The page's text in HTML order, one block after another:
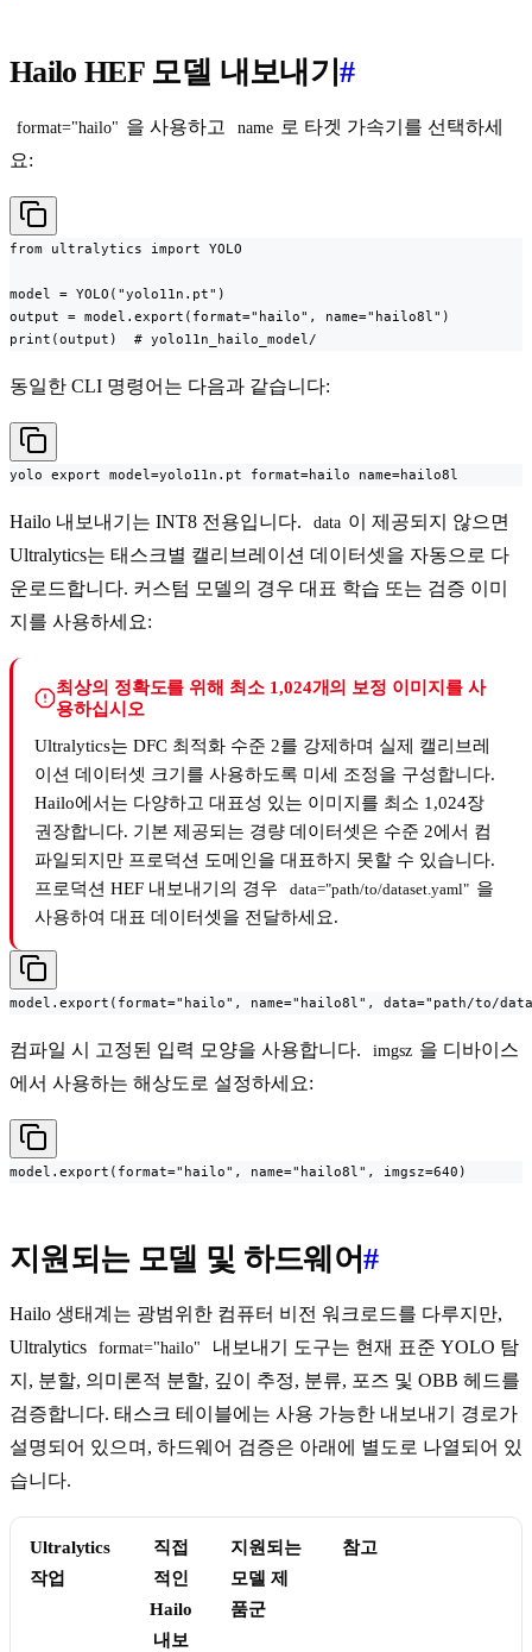
Hailo HEF 모델 내보내기 #
format="hailo" 을 사용하고 name 로 타겟 가속기를 선택하세
요:
from ultralytics import YOLO
model = YOLO("yolo11n.pt")
output = model.export(format="hailo", name="hailo8l")
print(output)  # yolo11n_hailo_model/
동일한 CLI 명령어는 다음과 같습니다:
yolo export model=yolo11n.pt format=hailo name=hailo8l
Hailo 내보내기는 INT8 전용입니다. data 이 제공되지 않으면
Ultralytics는 태스크별 캘리브레이션 데이터셋을 자동으로 다
운로드합니다. 커스텀 모델의 경우 대표 학습 또는 검증 이미
지를 사용하세요:
최상의 정확도를 위해 최소 1,024개의 보정 이미지를 사
용하십시오
Ultralytics는 DFC 최적화 수준 2를 강제하며 실제 캘리브레
이션 데이터셋 크기를 사용하도록 미세 조정을 구성합니다.
Hailo에서는 다양하고 대표성 있는 이미지를 최소 1,024장
권장합니다. 기본 제공되는 경량 데이터셋은 수준 2에서 컴
파일되지만 프로덕션 도메인을 대표하지 못할 수 있습니다.
프로덕션 HEF 내보내기의 경우
data="path/to/dataset.yaml" 을
사용하여 대표 데이터셋을 전달하세요.
model.export(format="hailo", name="hailo8l", data="path/to/
컴파일 시 고정된 입력 모양을 사용합니다. imgsz 을 디바이스
에서 사용하는 해상도로 설정하세요:
model.export(format="hailo", name="hailo8l", imgsz=640)
지원되는 모델 및 하드웨어#
Hailo 생태계는 광범위한 컴퓨터 비전 워크로드를 다루지만,
Ultralytics
format="hailo"
내보내기 도구는 현재 표준 YOLO 탐
지, 분할, 의미론적 분할, 깊이 추정, 분류, 포즈 및 OBB 헤드를
검증합니다. 태스크 테이블에는 사용 가능한 내보내기 경로가
설명되어 있으며, 하드웨어 검증은 아래에 별도로 나열되어 있
습니다.
Ultralytics
작업
직접
적인
Hailo
내보
지원되는
모델 제
품군
참고